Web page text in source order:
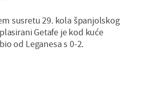
susretu 29. kola španjolskog
Getafe je kod kuće
od Leganesa s 0-2.